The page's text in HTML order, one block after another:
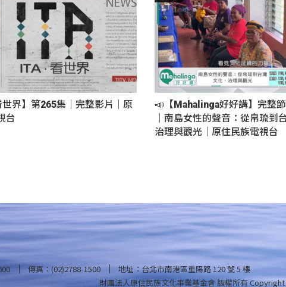
世界】第265集｜完整影片｜原
台
📣【Mahalinga好好講】完整
｜南島女性的聲音：從帛琉到
治理與觀光｜原住民族電視台
傳真：(02)2788-1500
地址：台北市南港區重陽路 120 號 5 樓
財團法人原住民族文化事業基金會 版權所有